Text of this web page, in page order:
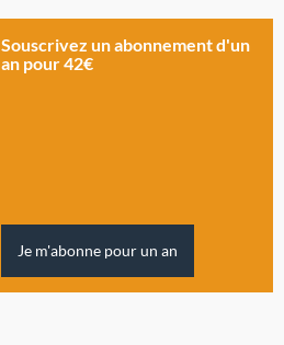
Souscrivez un abonnement d'un
an pour 42€
Je m'abonne pour un an